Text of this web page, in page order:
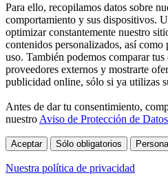
Para ello, recopilamos datos sobre
comportamiento y sus dispositivos.
optimizar constantemente nuestro
contenidos personalizados, así como
uso. También podemos comparar
proveedores externos y mostrarte
publicidad online, sólo si ya utilizas
Antes de dar tu consentimiento,
nuestro Aviso de Protección de Datos
Aceptar Sólo obligatorios
Nuestra política de privacidad